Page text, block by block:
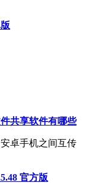
共享软件有哪些
卓手机之间互传
官方版